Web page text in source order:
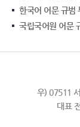
한국어 어문 규범
국립국어원 어문
우) 07511
대표